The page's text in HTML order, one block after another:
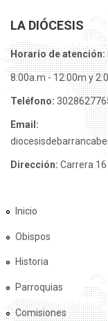
LA DIÓCESIS
Horario de atención:
8:00a.m - 12:00m y
Teléfono:
Email:
Dirección: Carrera
Inicio
Obispos
Historia
Parroquias
Comisiones